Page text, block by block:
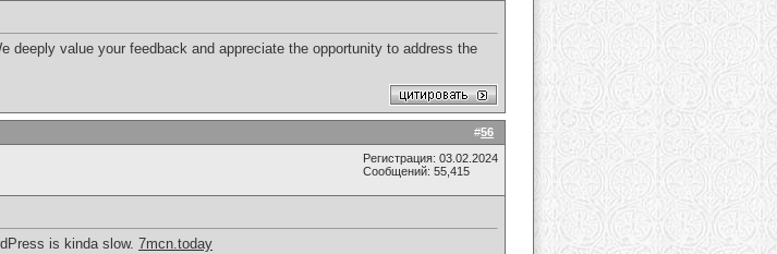
deeply value your feedback and appreciate the opportunity to address the
#56
Регистрация: 03.02.2024
Сообщений: 55,415
is kinda slow. 7mcn.today